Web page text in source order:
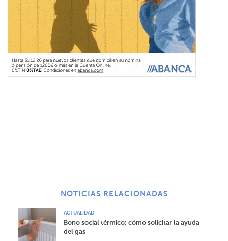
NOTICIAS RELACIONADAS
ACTUALIDAD
Bono social térmico: cómo solicitar la ayuda
del gas